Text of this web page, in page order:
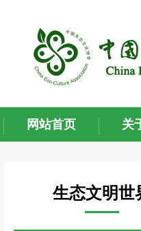
网站首页 关
生态文明世